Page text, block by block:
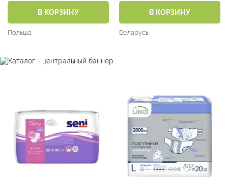
В КОРЗИНУ
Польша
В КОРЗИНУ
Беларусь